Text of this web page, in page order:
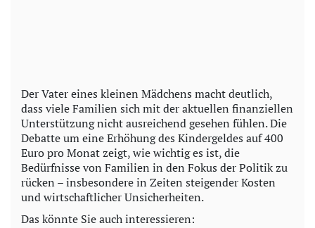
Der Vater eines kleinen Mädchens macht deutlich,
dass viele Familien sich mit der aktuellen finanziellen
Unterstützung nicht ausreichend gesehen fühlen. Die
Debatte um eine Erhöhung des Kindergeldes auf 400
Euro pro Monat zeigt, wie wichtig es ist, die
Bedürfnisse von Familien in den Fokus der Politik zu
rücken – insbesondere in Zeiten steigender Kosten
und wirtschaftlicher Unsicherheiten.
Das könnte Sie auch interessieren: